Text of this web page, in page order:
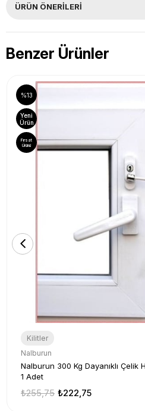
ÜRÜN ÖNERILERI
Benzer Ürünler
Kilitler
Nalburun
Nalburun 300 Kg Dayanıklı Çelik
1 Adet
₺222,75
₺255,75
%13
Yeni
Ürün
Fırsat
Ürünü